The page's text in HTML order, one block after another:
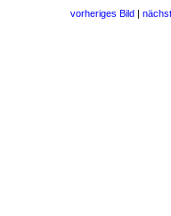
vorheriges Bild|